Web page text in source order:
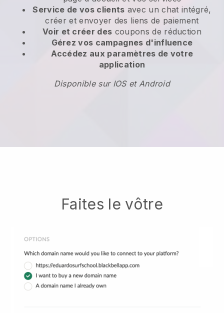
Service de vos clients avec un chat intégré,
créer et envoyer des liens de paiement
Voir et créer des coupons de réduction
Gérez vos campagnes d'influence
Accédez aux paramètres de votre
application
Disponible sur IOS et Android
Faites le vôtre